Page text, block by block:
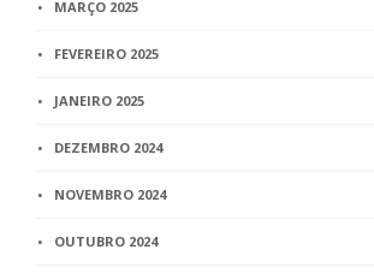
MARÇO 2025
FEVEREIRO 2025
JANEIRO 2025
DEZEMBRO 2024
NOVEMBRO 2024
OUTUBRO 2024